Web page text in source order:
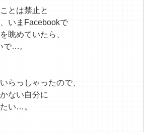
とは禁止と
いまFacebookで
眺めていたら、
で…。
らっしゃったので、
ない自分に
い…。